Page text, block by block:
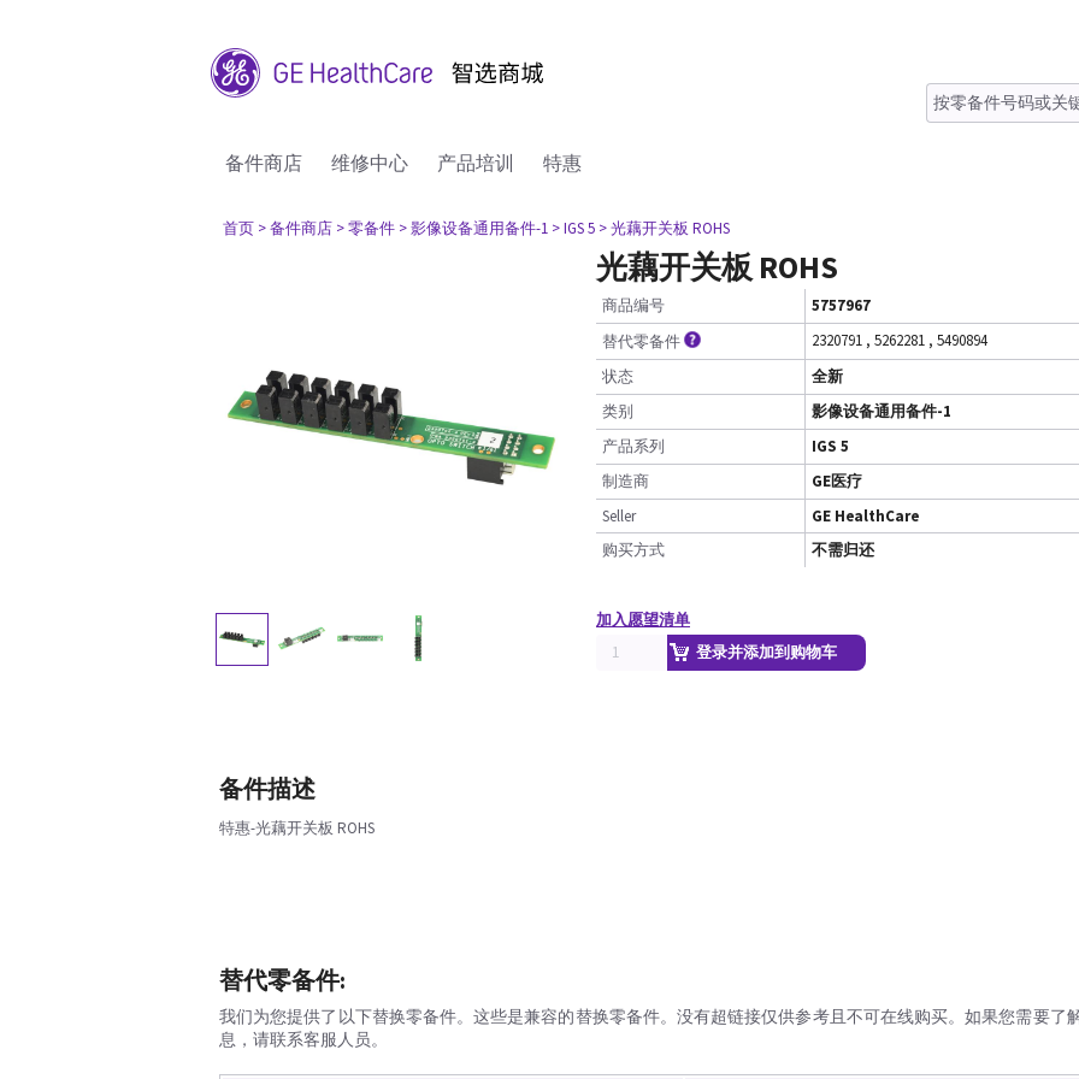
备件商店 维修中心 产品培训 特惠
首页 > 备件商店 > 零备件 > 影像设备通用备件-1 > IGS 5 > 光藕开关板 ROHS
光藕开关板 ROHS
商品编号
5757967
替代零备件
2320791 , 5262281 , 5490894
状态
全新
类别
影像设备通用备件-1
产品系列
IGS 5
制造商
GE医疗
Seller
GE HealthCare
购买方式
不需归还
加入愿望清单
登录并添加到购物车
备件描述
特惠-光藕开关板 ROHS
替代零备件:
我们为您提供了以下替换零备件。这些是兼容的替换零备件。没有超链接仅供参考且不可在线购买。如果您需要了
息，请联系客服人员。